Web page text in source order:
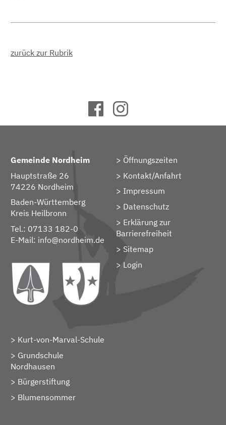
zurück zur Rubrik
Gemeinde Nordheim
Hauptstraße 26
74226 Nordheim
Baden-Württemberg
Kreis Heilbronn
Tel.: 07133 182-0
E-Mail: info@nordheim.de
Öffnungszeiten
Kontakt/Anfahrt
Impressum
Datenschutz
Erklärung zur
Barrierefreiheit
Sitemap
> Login
Kurt-von-Marval-Schule
Grundschule
Nordhausen
Bürgerstiftung
Blumensommer